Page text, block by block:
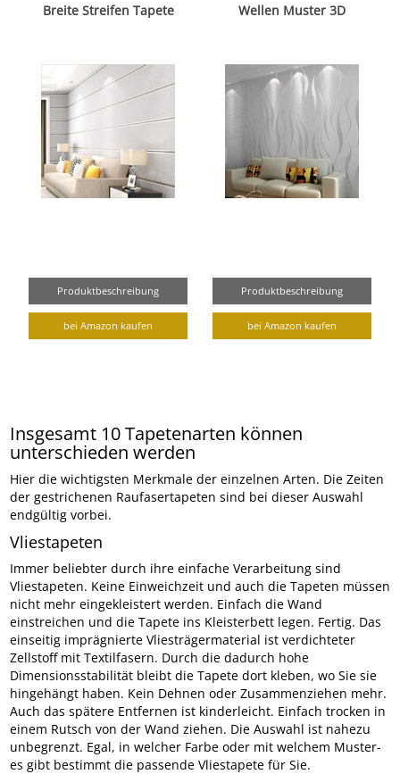
Breite Streifen Tapete
Produktbeschreibung
bei Amazon kaufen
Wellen Muster 3D
Produktbeschreibung
bei Amazon kaufen
Insgesamt 10 Tapetenarten können
unterschieden werden
Hier die wichtigsten Merkmale der einzelnen Arten. Die Zeiten
der gestrichenen Raufasertapeten sind bei dieser Auswahl
endgültig vorbei.
Vliestapeten
Immer beliebter durch ihre einfache Verarbeitung sind
Vliestapeten. Keine Einweichzeit und auch die Tapeten müssen
nicht mehr eingekleistert werden. Einfach die Wand
einstreichen und die Tapete ins Kleisterbett legen. Fertig. Das
einseitig imprägnierte Vliesträgermaterial ist verdichteter
Zellstoff mit Textilfasern. Durch die dadurch hohe
Dimensionsstabilität bleibt die Tapete dort kleben, wo Sie sie
hingehängt haben. Kein Dehnen oder Zusammenziehen mehr.
Auch das spätere Entfernen ist kinderleicht. Einfach trocken in
einem Rutsch von der Wand ziehen. Die Auswahl ist nahezu
unbegrenzt. Egal, in welcher Farbe oder mit welchem Muster-
es gibt bestimmt die passende Vliestapete für Sie.